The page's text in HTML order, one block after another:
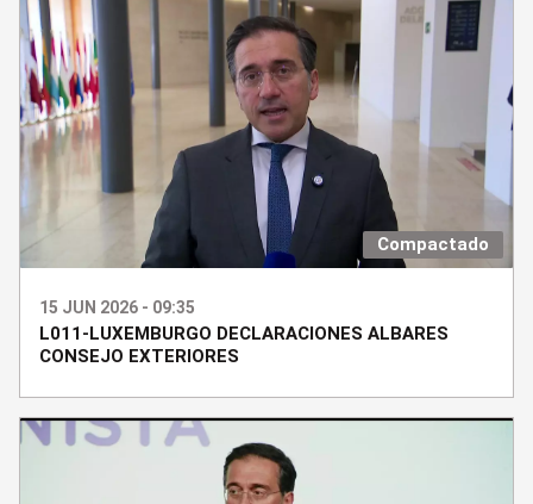
Compactado
15 JUN 2026 - 09:35
L011-LUXEMBURGO DECLARACIONES ALBARES
CONSEJO EXTERIORES